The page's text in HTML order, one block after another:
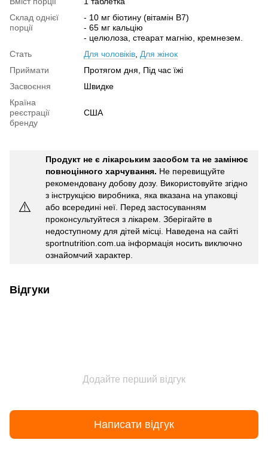
Склад однієї
порції
- 10 мг біотину (вітамін В7)
- 65 мг кальцію
- целюлоза, стеарат магнію, кремнезем.
Стать
Для чоловіків, Для жінок
Приймати
Протягом дня, Під час їжі
Засвоєння
Швидке
Країна
реєстрації
бренду
США
⚠️
Продукт не є лікарським засобом та не замінює
повноцінного харчування. Не перевищуйте
рекомендовану добову дозу. Використовуйте згідно
з інструкцією виробника, яка вказана на упаковці
або всередині неї. Перед застосуванням
проконсультуйтеся з лікарем. Зберігайте в
недоступному для дітей місці. Наведена на сайті
sportnutrition.com.ua інформація носить виключно
ознайомчий характер.
Відгуки
Додайте перший відгук
Написати відгук